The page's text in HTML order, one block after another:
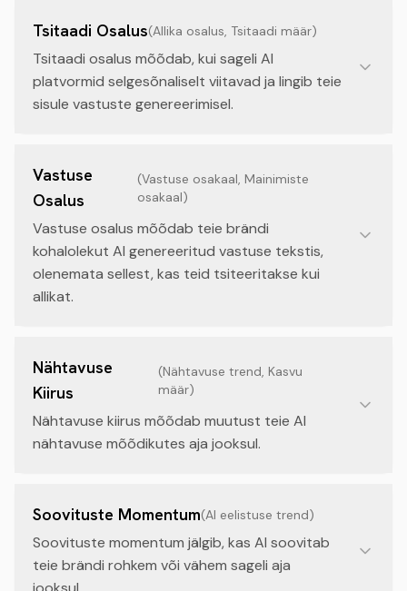
Tsitaadi Osalus(Allika osalus, Tsitaadi määr)
Tsitaadi osalus mõõdab, kui sageli AI
platvormid selgesõnaliselt viitavad ja lingib teie
sisule vastuste genereerimisel.
Vastuse
Osalus
(Vastuse osakaal, Mainimiste
osakaal)
Vastuse osalus mõõdab teie brändi
kohalolekut AI genereeritud vastuse tekstis,
olenemata sellest, kas teid tsiteeritakse kui
allikat.
Nähtavuse
Kiirus
(Nähtavuse trend, Kasvu
määr)
Nähtavuse kiirus mõõdab muutust teie AI
nähtavuse mõõdikutes aja jooksul.
Soovituste Momentum(AI eelistuse trend)
Soovituste momentum jälgib, kas AI soovitab
teie brändi rohkem või vähem sageli aja